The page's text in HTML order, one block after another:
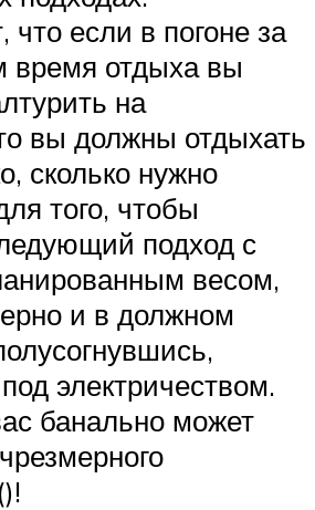
что если в погоне за
время отдыха вы
на
вы должны отдыхать
сколько нужно
того, чтобы
подход с
весом,
и в должном
электричеством.
банально может